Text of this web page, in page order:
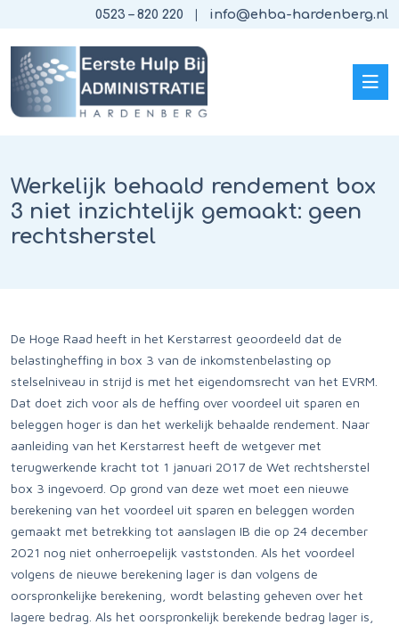
0523 – 820 220 info@ehba-hardenberg.nl
Werkelijk behaald rendement box
3 niet inzichtelijk gemaakt: geen
rechtsherstel
De Hoge Raad heeft in het Kerstarrest geoordeeld dat de
belastingheffing in box 3 van de inkomstenbelasting op
stelselniveau in strijd is met het eigendomsrecht van het EVRM.
Dat doet zich voor als de heffing over voordeel uit sparen en
beleggen hoger is dan het werkelijk behaalde rendement. Naar
aanleiding van het Kerstarrest heeft de wetgever met
terugwerkende kracht tot 1 januari 2017 de Wet rechtsherstel
box 3 ingevoerd. Op grond van deze wet moet een nieuwe
berekening van het voordeel uit sparen en beleggen worden
gemaakt met betrekking tot aanslagen IB die op 24 december
2021 nog niet onherroepelijk vaststonden. Als het voordeel
volgens de nieuwe berekening lager is dan volgens de
oorspronkelijke berekening, wordt belasting geheven over het
lagere bedrag. Als het oorspronkelijk berekende bedrag lager is,